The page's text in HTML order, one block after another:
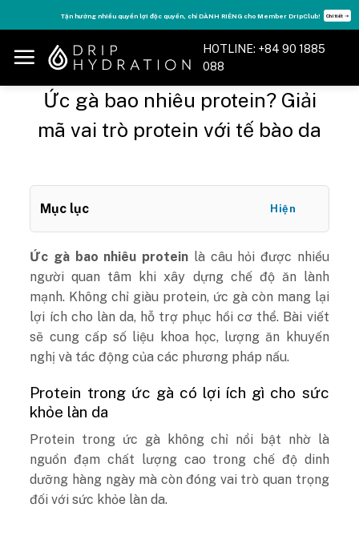
to
content
Tận hưởng nhiều quyền lợi độc quyền, chỉ DÀNH RIÊNG cho Member DripClub! Chi tiết ➝
HOTLINE: +84 90 1885
088
Ức gà bao nhiêu protein? Giải
mã vai trò protein với tế bào da
Mục lục Hiện
Ức gà bao nhiêu protein là câu hỏi được nhiều
người quan tâm khi xây dựng chế độ ăn lành
mạnh. Không chỉ giàu protein, ức gà còn mang lại
lợi ích cho làn da, hỗ trợ phục hồi cơ thể. Bài viết
sẽ cung cấp số liệu khoa học, lượng ăn khuyến
nghị và tác động của các phương pháp nấu.
Protein trong ức gà có lợi ích gì cho sức
khỏe làn da
Protein trong ức gà không chỉ nổi bật nhờ là
nguồn đạm chất lượng cao trong chế độ dinh
dưỡng hàng ngày mà còn đóng vai trò quan trọng
đối với sức khỏe làn da.